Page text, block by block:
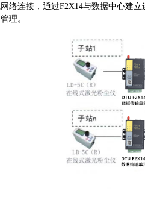
络连接，通过F2X14与数据中心建
理。